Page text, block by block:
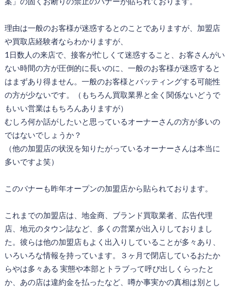
理由は一般のお客様が迷惑するとのことでありますが、加盟店
や買取店経験者ならわかりますが、
1日数人の来店で、接客が忙しくて迷惑すること、お客さんがい
ない時間の方が圧倒的に長いのに、一般のお客様が迷惑すると
はまずあり得ません。一般のお客様とバッティングする可能性
の方が少ないです。（もちろん買取業界と全く関係ないどうで
もいい営業はもちろんありますが）
むしろ何か話がしたいと思っているオーナーさんの方が多いの
ではないでしょうか？
（他の加盟店の状況を知りたがっているオーナーさんは本当に
多いですよ笑）
このバナーも昨年オープンの加盟店から貼られております。
これまでの加盟店は、地金商、ブランド買取業者、広告代理
店、地元のタウン誌など、多くの営業が出入りしておりまし
た。彼らは他の加盟店もよく出入りしていることが多々あり、
いろいろな情報を持っています。３ヶ月で閉店しているおたか
らやは多々ある 実態や本部とトラブって呼び出しくらったと
か、あの店は違約金を払ったなど、噂か事実かの真相は別とし